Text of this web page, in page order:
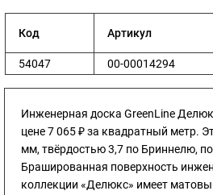
Код Артикул
54047 00-00014294
Инженерная доска GreenLine
цене 7 065 ₽ за квадратный метр.
мм, твёрдостью 3,7 по Бриннелю,
Брашированная поверхность
коллекции «Делюкс» имеет